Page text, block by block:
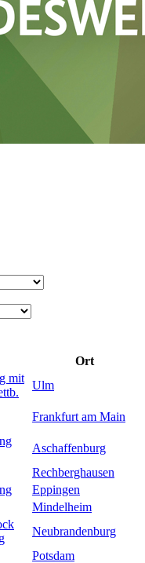
Ort
mit
Ulm
Frankfurt am Main
Aschaffenburg
Rechberghausen
Eppingen
Mindelheim
Neubrandenburg
Potsdam